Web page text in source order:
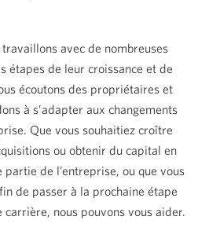
travaillons avec de nombreuses
étapes de leur croissance et de
écoutons des propriétaires et
à s’adapter aux changements
Que vous souhaitiez croître
ou obtenir du capital en
de l’entreprise, ou que vous
de passer à la prochaine étape
nous pouvons vous aider.